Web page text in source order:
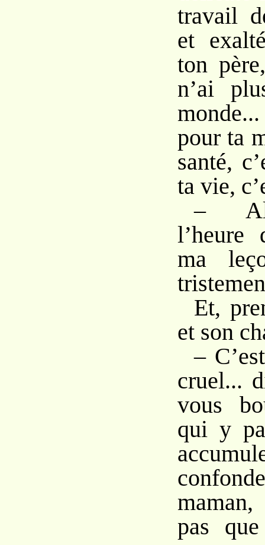
travail
et
ton
n’ai
pour ta
santé,
ta vie,
–
l’heure
ma
Et,
et son
–
cruel...
vous
qui y
pas